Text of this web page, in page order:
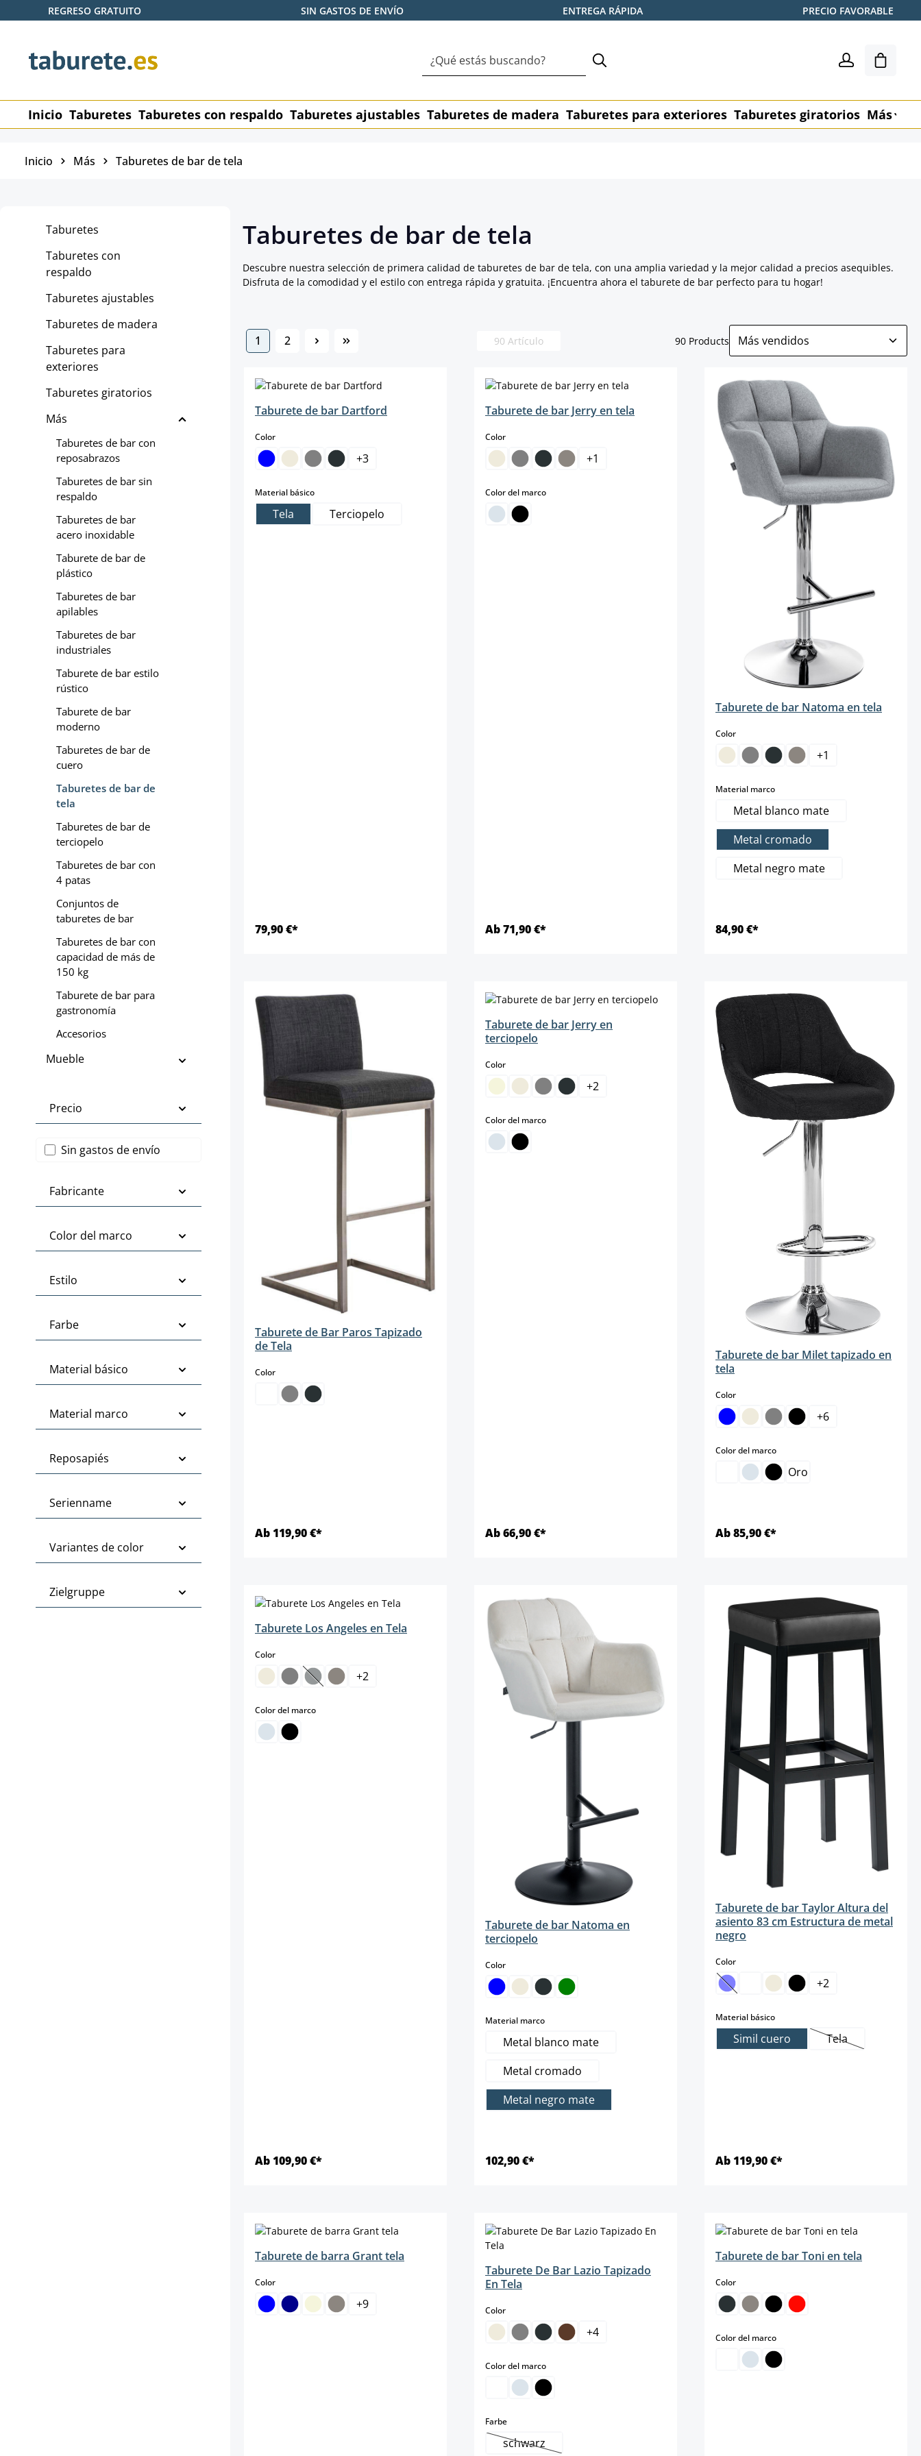
al contenido principal
Saltar a la búsqueda
Saltar a la navegación principal
REGRESO GRATUITO SIN GASTOS DE ENVÍO ENTREGA RÁPIDA PRECIO FAVORABLE
El
Inicio Taburetes Taburetes con respaldo Taburetes ajustables Taburetes de madera Taburetes para exteriores Taburetes giratorios Más
Inicio Más Taburetes de bar de tela
Taburetes
Taburetes con
respaldo
Taburetes ajustables
Taburetes de madera
Taburetes para
exteriores
Taburetes giratorios
Más
Taburetes de bar con
reposabrazos
Taburetes de bar sin
respaldo
Taburetes de bar
acero inoxidable
Taburete de bar de
plástico
Taburetes de bar
apilables
Taburetes de bar
industriales
Taburete de bar estilo
rústico
Taburete de bar
moderno
Taburetes de bar de
cuero
Taburetes de bar de
tela
Taburetes de bar de
terciopelo
Taburetes de bar con
4 patas
Conjuntos de
taburetes de bar
Taburetes de bar con
capacidad de más de
150 kg
Taburete de bar para
gastronomía
Accesorios
Mueble
Fabricante
Color del marco
Estilo
Farbe
Material básico
Material marco
Reposapiés
Serienname
Variantes de color
Zielgruppe
Precio
Añadir filtro: Envío gratis
Sin gastos de envío
Taburetes de bar de tela
Descubre nuestra selección de primera calidad de taburetes de bar de tela, con una amplia variedad y la mejor calidad a precios asequibles.
Disfruta de la comodidad y el estilo con entrega rápida y gratuita. ¡Encuentra ahora el taburete de bar perfecto para tu hogar!
Página
1 Página
2 90 Artículo 90 Products
Taburete de bar Dartford
Colorselect
+3
Material básicoselect
Tela Terciopelo
79,90 €*
Taburete de bar Jerry en tela
Colorselect
+1
Color del marcoselect
Ab 71,90 €*
Taburete de bar Natoma en tela
Colorselect
+1
Material marcoselect
Metal blanco mate
Metal cromado
Metal negro mate
84,90 €*
Taburete de Bar Paros Tapizado
de Tela
Colorselect
Ab 119,90 €*
Taburete de bar Jerry en
terciopelo
Colorselect
+2
Color del marcoselect
Ab 66,90 €*
Taburete de bar Milet tapizado en
tela
Colorselect
+6
Color del marcoselect
Oro
Ab 85,90 €*
Taburete Los Angeles en Tela
Colorselect
(Esta opción no está disponible en este momento.)
+2
Color del marcoselect
Ab 109,90 €*
Taburete de bar Natoma en
terciopelo
Colorselect
Material marcoselect
Metal blanco mate
Metal cromado
Metal negro mate
102,90 €*
Taburete de bar Taylor Altura del
asiento 83 cm Estructura de metal
negro
Colorselect
(Esta opción no está disponible en este
+2
Material básicoselect
Simil cuero Tela(Esta opción no
Ab 119,90 €*
Taburete de barra Grant tela
Colorselect
+9
Taburete De Bar Lazio Tapizado
En Tela
Colorselect
+4
Color del marcoselect
Farbeselect
schwarz(Esta opción no está disponible en este momento.)
Taburete de bar Toni en tela
Colorselect
Color del marcoselect